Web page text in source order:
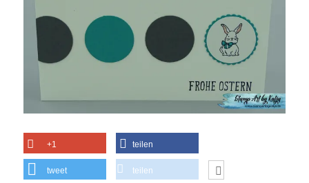
+1 teilen
tweet teilen